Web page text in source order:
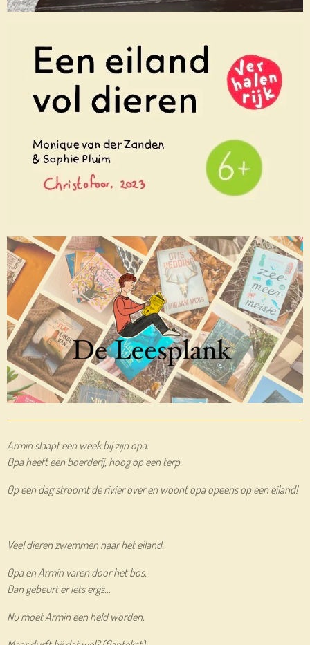
Armin slaapt een week bij zijn opa.
Opa heeft een boerderij, hoog op een terp.
Op een dag stroomt de rivier over en woont opa opeens op een eiland!
Veel dieren zwemmen naar het eiland.
Opa en Armin varen door het bos.
Dan gebeurt er iets ergs…
Nu moet Armin een held worden.